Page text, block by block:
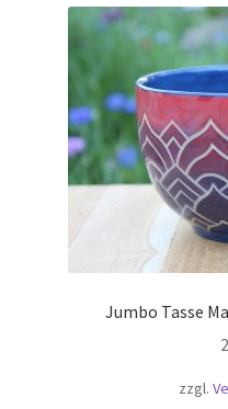
Jumbo Tasse
zzgl.